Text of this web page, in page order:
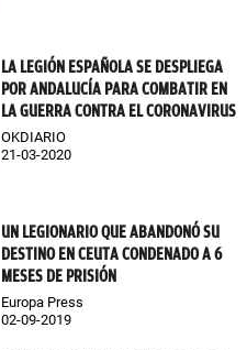
LA LEGIÓN ESPAÑOLA SE DESPLIEGA
POR ANDALUCÍA PARA COMBATIR EN
LA GUERRA CONTRA EL CORONAVIRUS
OKDIARIO
21-03-2020
UN LEGIONARIO QUE ABANDONÓ SU
DESTINO EN CEUTA CONDENADO A 6
MESES DE PRISIÓN
Europa Press
02-09-2019